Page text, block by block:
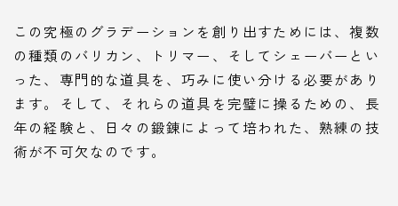
この究極のグラデーションを創り出すためには、複数
の種類のバリカン、トリマー、そしてシェーバーとい
った、専門的な道具を、巧みに使い分ける必要があり
ます。そして、それらの道具を完璧に操るための、長
年の経験と、日々の鍛錬によって培われた、熟練の技
術が不可欠なのです。